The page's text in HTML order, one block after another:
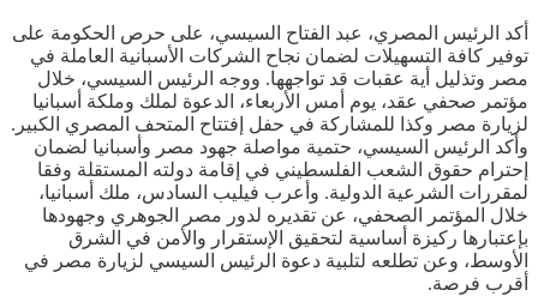
أكد الرئيس المصري، عبد الفتاح السيسي، على حرص الحكومة على
توفير كافة التسهيلات لضمان نجاح الشركات الأسبانية العاملة في
مصر وتذليل أية عقبات قد تواجهها. ووجه الرئيس السيسي، خلال
مؤتمر صحفي عقد، يوم أمس الأربعاء، الدعوة لملك وملكة أسبانيا
لزيارة مصر وكذا للمشاركة في حفل إفتتاح المتحف المصري الكبير.
وأكد الرئيس السيسي، حتمية مواصلة جهود مصر وأسبانيا لضمان
إحترام حقوق الشعب الفلسطيني في إقامة دولته المستقلة وفقا
لمقررات الشرعية الدولية. وأعرب فيليب السادس، ملك أسبانيا،
خلال المؤتمر الصحفي، عن تقديره لدور مصر الجوهري وجهودها
بإعتبارها ركيزة أساسية لتحقيق الإستقرار والأمن في الشرق
الأوسط، وعن تطلعه لتلبية دعوة الرئيس السيسي لزيارة مصر في
أقرب فرصة.